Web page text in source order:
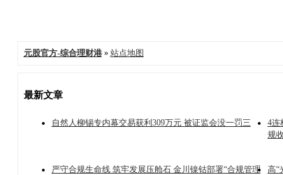
元股官方-综合理财港» 站点地图
最新文章
自然人柳锡专内幕交易获利309万元 被证监会没一罚三
4连
规
严守合规生命线 筑牢发展压舱石 金川镍钴部署“合规管理
高“